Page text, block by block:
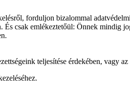
forduljon bizalommal adatvédelmi
És csak emlékeztetőül: Önnek mindig
teljesítése érdekében, vagy